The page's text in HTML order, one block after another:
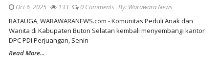
Oct 6, 2025 133 0 Comments By: Warawara News
BATAUGA, WARAWARANEWS.com - Komunitas Peduli Anak dan
Wanita di Kabupaten Buton Selatan kembali menyembangi kantor
DPC PDI Perjuangan, Senin
Read More...